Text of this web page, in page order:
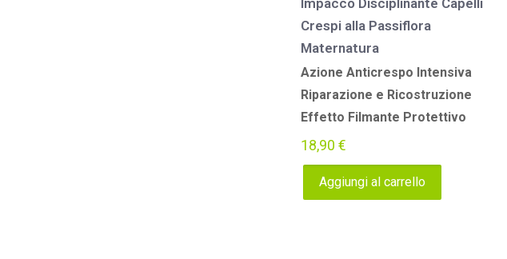
Impacco Disciplinante Capelli
Crespi alla Passiflora
Maternatura
Azione Anticrespo Intensiva
Riparazione e Ricostruzione
Effetto Filmante Protettivo
18,90 €
Aggiungi al carrello